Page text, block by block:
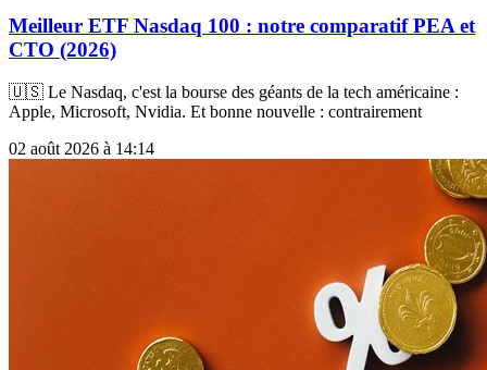
Meilleur ETF Nasdaq 100 : notre comparatif PEA et
CTO (2026)
🇺🇸 Le Nasdaq, c'est la bourse des géants de la tech américaine :
Apple, Microsoft, Nvidia. Et bonne nouvelle : contrairement
02 août 2026 à 14:14